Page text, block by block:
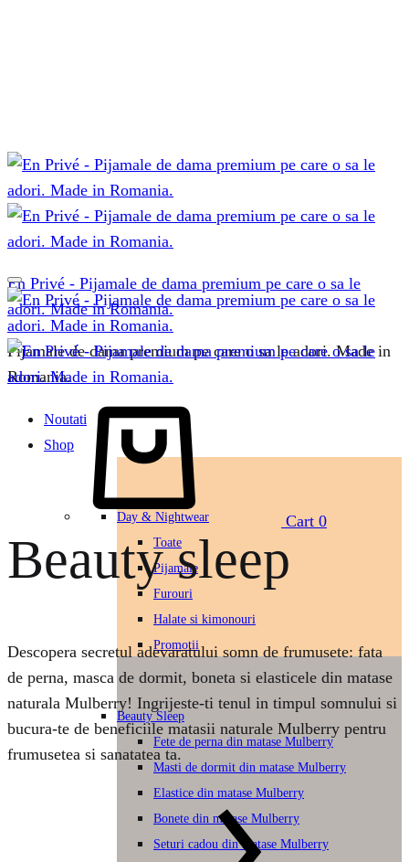
En Privé - Pijamale de dama premium pe care o sa le
adori. Made in Romania.
Pijamale de dama premium pe care o sa le adori. Made in
Romania.
Noutati
Shop
Day & Nightwear
Toate
Pijamale
Furouri
Halate si kimonouri
Promotii
Beauty Sleep
Fete de perna din matase Mulberry
Masti de dormit din matase Mulberry
Elastice din matase Mulberry
Bonete din matase Mulberry
Seturi cadou din matase Mulberry
Cart 0
Beauty sleep
Descopera secretul adevaratului somn de frumusete: fata
de perna, masca de dormit, boneta si elasticele din matase
naturala Mulberry! Ingrijeste-ti tenul in timpul somnului si
bucura-te de beneficiile matasii naturale Mulberry pentru
frumusetea si sanatatea ta.